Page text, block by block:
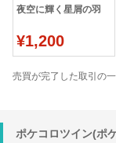
夜空に輝く星屑の羽
¥1,200
売買が完了した取引の
ポケコロツイン(ポ